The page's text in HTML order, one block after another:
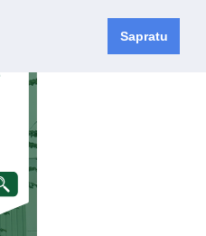
Sapratu